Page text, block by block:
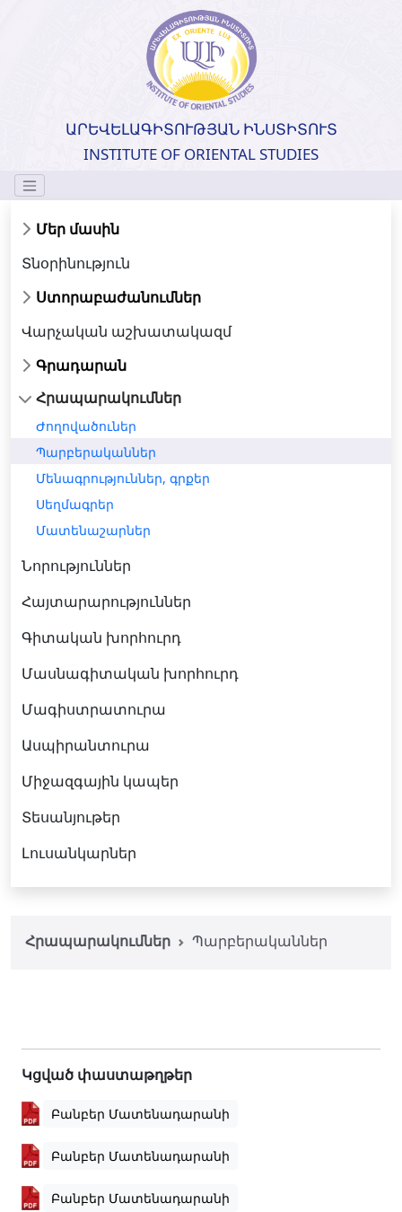
ԱՐԵՎԵԼԱԳԻՏՈՒԹՅԱՆ ԻՆՍՏԻՏՈՒՏ
INSTITUTE OF ORIENTAL STUDIES
Մեր մասին
Տնօրինություն
Ստորաբաժանումներ
Վարչական աշխատակազմ
Գրադարան
Հրապարակումներ
Ժողովածուներ
Պարբերականներ
Մենագրություններ, գրքեր
Սեղմագրեր
Մատենաշարներ
Նորություններ
Հայտարարություններ
Գիտական խորհուրդ
Մասնագիտական խորհուրդ
Մագիստրատուրա
Ասպիրանտուրա
Միջազգային կապեր
Տեսանյութեր
Լուսանկարներ
Հրապարակումներ Պարբերականներ
Կցված փաստաթղթեր
Բանբեր Մատենադարանի
Բանբեր Մատենադարանի
Բանբեր Մատենադարանի